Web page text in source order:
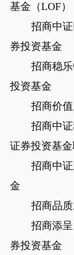
基金（LOF）
招商中
券投资基金
招商稳
投资基金
招商价
招商中
证券投资基
招商中
金
招商品
招商添呈
券投资基金